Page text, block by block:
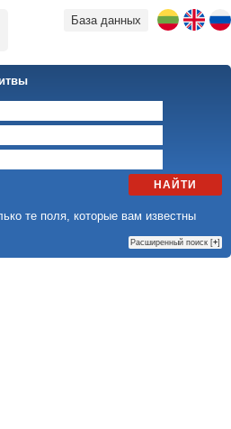
База данных
НАЙТИ
те поля, которые вам известны
Расширенный поиск [+]